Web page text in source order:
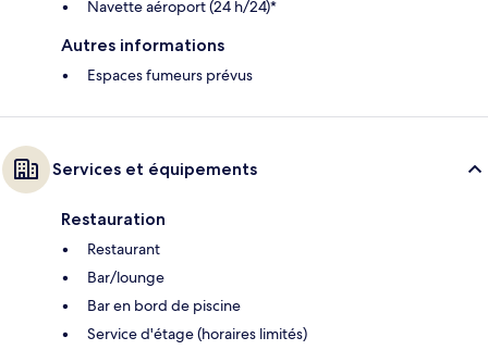
Navette aéroport (24 h/24)*
Autres informations
Espaces fumeurs prévus
Services et équipements
Restauration
Restaurant
Bar/lounge
Bar en bord de piscine
Service d'étage (horaires limités)